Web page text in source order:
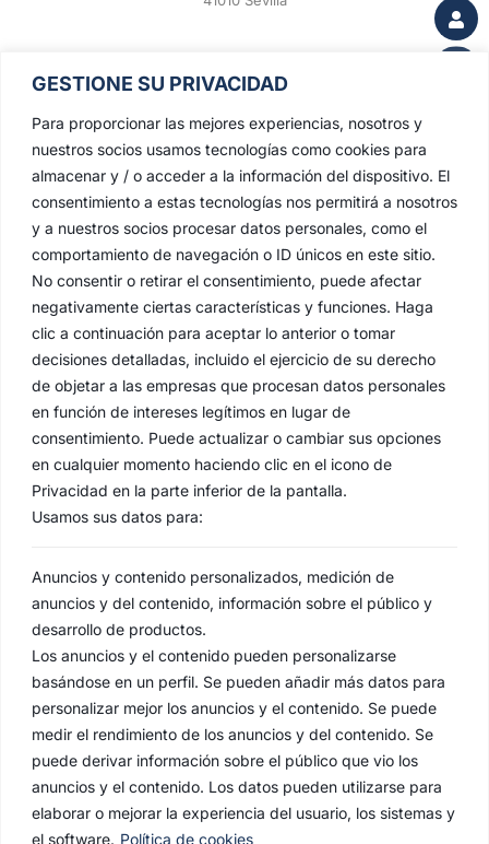
GESTIONE SU PRIVACIDAD
Para proporcionar las mejores experiencias, nosotros y
nuestros socios usamos tecnologías como cookies para
almacenar y / o acceder a la información del dispositivo. El
consentimiento a estas tecnologías nos permitirá a nosotros
y a nuestros socios procesar datos personales, como el
comportamiento de navegación o ID únicos en este sitio.
No consentir o retirar el consentimiento, puede afectar
negativamente ciertas características y funciones. Haga
clic a continuación para aceptar lo anterior o tomar
decisiones detalladas, incluido el ejercicio de su derecho
de objetar a las empresas que procesan datos personales
en función de intereses legítimos en lugar de
consentimiento. Puede actualizar o cambiar sus opciones
en cualquier momento haciendo clic en el icono de
Privacidad en la parte inferior de la pantalla.
Usamos sus datos para:
Anuncios y contenido personalizados, medición de
anuncios y del contenido, información sobre el público y
desarrollo de productos.
Los anuncios y el contenido pueden personalizarse
basándose en un perfil. Se pueden añadir más datos para
personalizar mejor los anuncios y el contenido. Se puede
medir el rendimiento de los anuncios y del contenido. Se
puede derivar información sobre el público que vio los
anuncios y el contenido. Los datos pueden utilizarse para
elaborar o mejorar la experiencia del usuario, los sistemas y
el software. Política de cookies